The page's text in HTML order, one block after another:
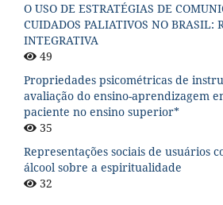
O USO DE ESTRATÉGIAS DE
CUIDADOS PALIATIVOS NO BRASIL:
INTEGRATIVA
49
Propriedades psicométricas de
avaliação do ensino-aprendizagem
paciente no ensino superior*
35
Representações sociais de usuários
álcool sobre a espiritualidade
32